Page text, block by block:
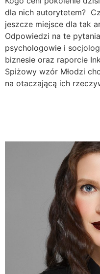
dla nich autorytetem?
jeszcze miejsce dla tak
Odpowiedzi na te
psychologowie i
biznesie oraz raporcie
Spiżowy wzór Młodzi
na otaczającą ich